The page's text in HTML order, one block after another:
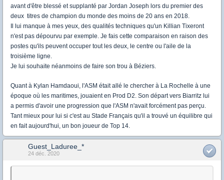
avant d'être blessé et supplanté par Jordan Joseph lors du premier des
deux titres de champion du monde des moins de 20 ans en 2018.
Il lui manque à mes yeux, des qualités techniques qu'un Killian Tixeront
n'est pas dépourvu par exemple. Je fais cette comparaison en raison des
postes qu'ils peuvent occuper tout les deux, le centre ou l'aile de la
troisième ligne.
Je lui souhaite néanmoins de faire son trou à Béziers.
Quant à Kylan Hamdaoui, l'ASM était allé le chercher à La Rochelle à une
époque où les maritimes, jouaient en Prod D2. Son départ vers Biarritz lui
a permis d'avoir une progression que l'ASM n'avait forcément pas perçu.
Tant mieux pour lui si c'est au Stade Français qu'il a trouvé un équilibre qui
en fait aujourd'hui, un bon joueur de Top 14.
Guest_Laduree_*
24 déc. 2020